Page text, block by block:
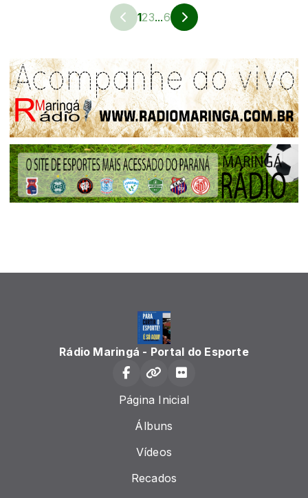
123...6
Rádio Maringá - Portal do Esporte
Página Inicial
Álbuns
Vídeos
Recados